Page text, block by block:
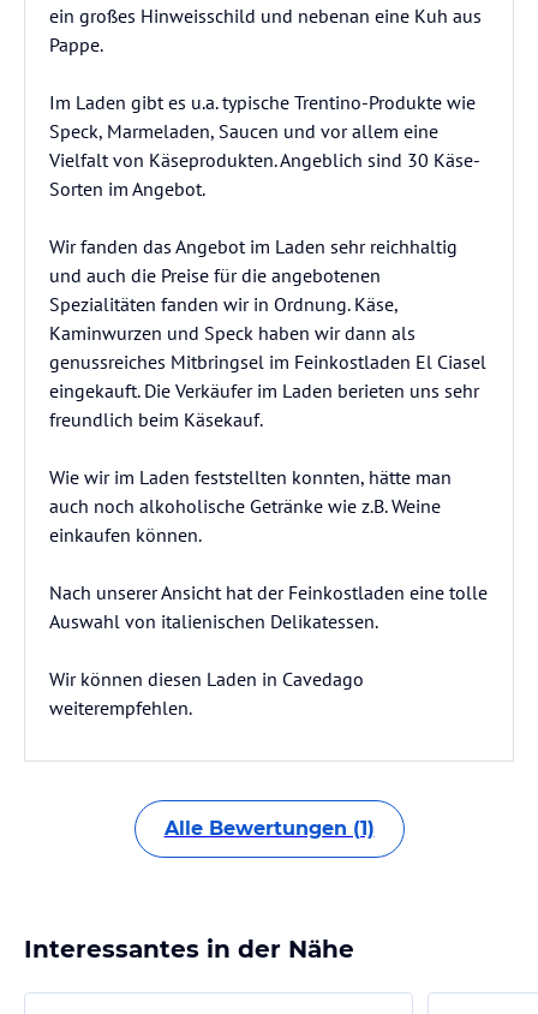
ein großes Hinweisschild und nebenan eine Kuh aus
Pappe.
Im Laden gibt es u.a. typische Trentino-Produkte wie
Speck, Marmeladen, Saucen und vor allem eine
Vielfalt von Käseprodukten. Angeblich sind 30 Käse-
Sorten im Angebot.
Wir fanden das Angebot im Laden sehr reichhaltig
und auch die Preise für die angebotenen
Spezialitäten fanden wir in Ordnung. Käse,
Kaminwurzen und Speck haben wir dann als
genussreiches Mitbringsel im Feinkostladen El Ciasel
eingekauft. Die Verkäufer im Laden berieten uns sehr
freundlich beim Käsekauf.
Wie wir im Laden feststellten konnten, hätte man
auch noch alkoholische Getränke wie z.B. Weine
einkaufen können.
Nach unserer Ansicht hat der Feinkostladen eine tolle
Auswahl von italienischen Delikatessen.
Wir können diesen Laden in Cavedago
weiterempfehlen.
Alle Bewertungen (1)
Interessantes in der Nähe